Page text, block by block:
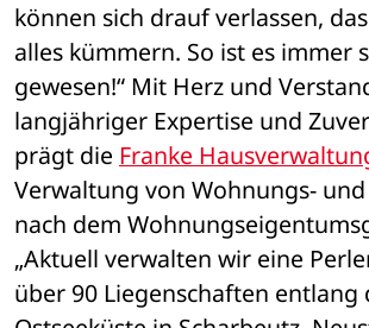
können sich drauf verlassen,
alles kümmern. So ist es immer
gewesen!“ Mit Herz und
langjähriger Expertise und
prägt die Franke
Verwaltung von Wohnungs-
nach dem
„Aktuell verwalten wir eine
über 90 Liegenschaften entlang